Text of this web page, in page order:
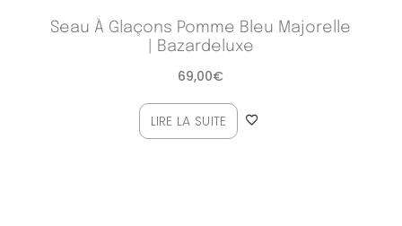
Seau À Glaçons Pomme Bleu Majorelle
| Bazardeluxe
69,00€
LIRE LA SUITE